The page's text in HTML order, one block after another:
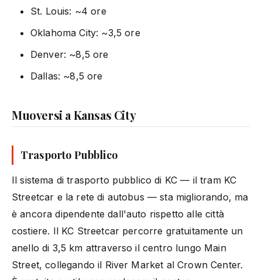
St. Louis: ~4 ore
Oklahoma City: ~3,5 ore
Denver: ~8,5 ore
Dallas: ~8,5 ore
Muoversi a Kansas City
Trasporto Pubblico
Il sistema di trasporto pubblico di KC — il tram KC
Streetcar e la rete di autobus — sta migliorando, ma
è ancora dipendente dall'auto rispetto alle città
costiere. Il KC Streetcar percorre gratuitamente un
anello di 3,5 km attraverso il centro lungo Main
Street, collegando il River Market al Crown Center.